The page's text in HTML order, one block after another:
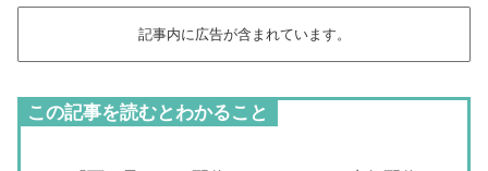
記事内に広告が含まれています。
この記事を読むとわかること